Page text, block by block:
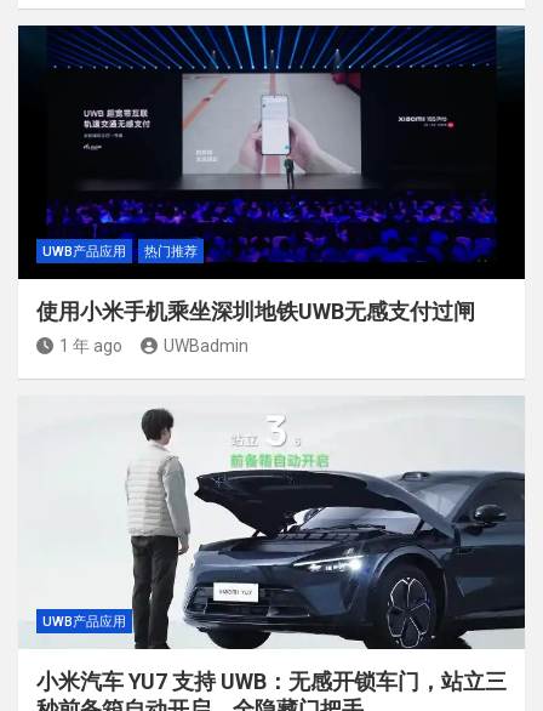
UWB产品应用 热门推荐
使用小米手机乘坐深圳地铁UWB无感支付过闸
1 年 ago UWBadmin
UWB产品应用
小米汽车 YU7 支持 UWB：无感开锁车门，站立三